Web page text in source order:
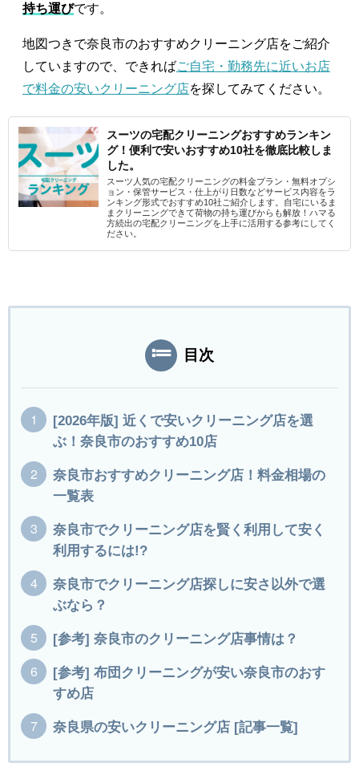
持ち運びです。
地図つきで奈良市のおすすめクリーニング店をご紹介
していますので、できればご自宅・勤務先に近いお店
で料金の安いクリーニング店を探してみてください。
スーツの宅配クリーニングおすすめランキン
グ！便利で安いおすすめ10社を徹底比較しま
した。
スーツ人気の宅配クリーニングの料金プラン・無料オプシ
ョン・保管サービス・仕上がり日数などサービス内容をラ
ンキング形式でおすすめ10社ご紹介します。自宅にいるま
まクリーニングできて荷物の持ち運びからも解放！ハマる
方続出の宅配クリーニングを上手に活用する参考にしてく
ださい。
目次
[2026年版] 近くで安いクリーニング店を選
ぶ！奈良市のおすすめ10店
奈良市おすすめクリーニング店！料金相場の
一覧表
奈良市でクリーニング店を賢く利用して安く
利用するには!?
奈良市でクリーニング店探しに安さ以外で選
ぶなら？
[参考] 奈良市のクリーニング店事情は？
[参考] 布団クリーニングが安い奈良市のおす
すめ店
奈良県の安いクリーニング店 [記事一覧]